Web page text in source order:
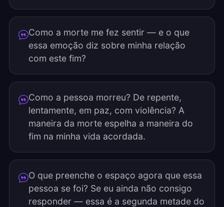
Como a morte me fez sentir — e o que
essa emoção diz sobre minha relação
com este fim?
Como a pessoa morreu? De repente,
lentamente, em paz, com violência? A
maneira da morte espelha a maneira do
fim na minha vida acordada.
O que preenche o espaço agora que essa
pessoa se foi? Se eu ainda não consigo
responder — essa é a segunda metade do